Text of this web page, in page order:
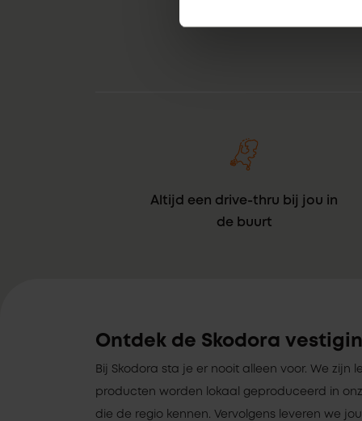
Altijd een drive-thru bij jou in
de buurt
Ontdek de Skodora
Bij Skodora sta je er nooit alleen voor. We zijn
producten worden lokaal geproduceerd in
die de regio kennen. Vervolgens leveren we